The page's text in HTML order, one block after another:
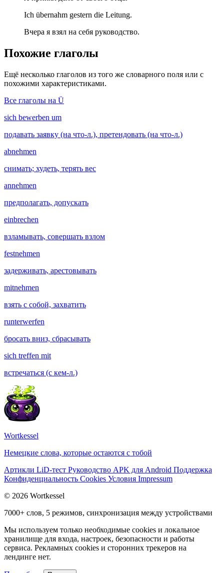
Ich übernahm gestern die Leitung.
Вчера я взял на себя руководство.
Похожие глаголы
Ещё несколько глаголов из того же словарного поля или с
похожими характеристиками.
Все глаголы на Ü
sich bewerben um
подавать заявку (на что-л.), претендовать (на что-л.)
abnehmen
снимать; худеть, терять вес
annehmen
предполагать, допускать
einbrechen
взламывать, совершать взлом
festnehmen
задерживать, арестовывать
mitnehmen
взять с собой, захватить
runterwerfen
бросать вниз, сбрасывать
sich treffen mit
встречаться (с кем-л.)
Wortkessel
Немецкие слова, которые остаются с тобой
Артикли LiD-тест Руководство APK для Android Поддержка
Конфиденциальность Cookies Условия Impressum
© 2026 Wortkessel
7000+ слов, 5 режимов, синхронизация между устройствами
Мы используем только необходимые cookies и локальное
хранилище для входа, настроек, безопасности и работы
сервиса. Рекламных cookies и сторонних трекеров на
лендинге нет.